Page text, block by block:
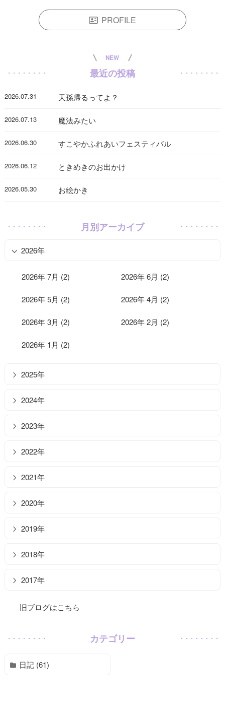
PROFILE
NEW
最近の投稿
2026.07.31 天孫帰るってよ？
2026.07.13 魔法みたい
2026.06.30 すこやかふれあいフェスティバル
2026.06.12 ときめきのお出かけ
2026.05.30 お絵かき
月別アーカイブ
2026年
2026年 7月 (2) 2026年 6月 (2)
2026年 5月 (2) 2026年 4月 (2)
2026年 3月 (2) 2026年 2月 (2)
2026年 1月 (2)
2025年
2024年
2023年
2022年
2021年
2020年
2019年
2018年
2017年
旧ブログはこちら
カテゴリー
日記 (61)